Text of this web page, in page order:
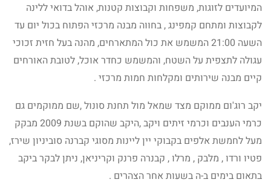
המיועדים לזוגות, משפחות וקבוצות קטנות, אוהל בדואי ללינה
לקבוצות ומתחם קמפינג , בחווה מבנה מרכזי הפתוח בכול יום עד
השעה 21:00 המשמש את כול המתארחים, מהנה בעל חזית זכוכי
עגולה לתצפית על השטח, והמשמש כחדר אוכל, לטובת האורחים
קיים מבנה שירותים ומקלחות חמות מרכזי .
יקב רוג'ום ממוקם מצד שמאל מול תחנת סונול ,שם ממוקמים גם
כרמי הענבים וכרמי זיתים ויקב ,היקב שהוקם בשנת 2009 מבקק
מעל לחמשת אלפים בקבוקי יין ליינות מסוגי קברנה סוביניון שירז,
פטיו ורדו , מלבק , מרלו , קבנרה פרנק וקריניאן, ניתן לבקר ביקב
בתאום בימים ב-ה בשעות אחר הצהרים .